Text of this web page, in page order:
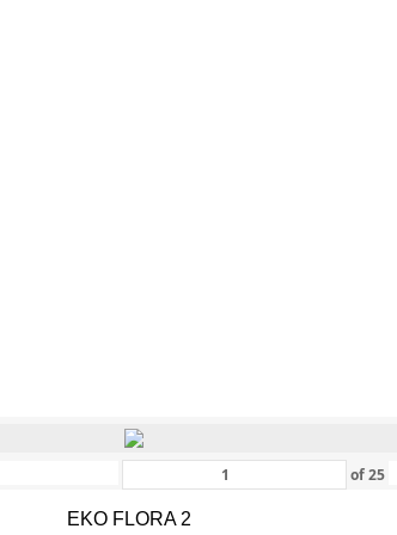
of25
EKO FLORA 2